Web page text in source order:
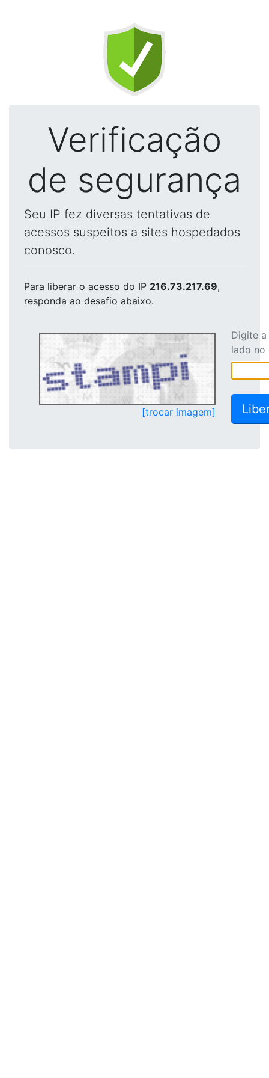
Verificação
de segurança
Seu IP fez diversas tentativas de
acessos suspeitos a sites hospedados
conosco.
Para liberar o acesso do IP 216.73.217.69,
responda ao desafio abaixo.
[trocar imagem]
Digite
lado no